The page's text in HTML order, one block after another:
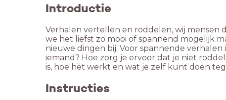
Introductie
Verhalen vertellen en roddelen, wij mensen
we het liefst zo mooi of spannend mogelijk
nieuwe dingen bij. Voor spannende
iemand? Hoe zorg je ervoor dat je niet
is, hoe het werkt en wat je zelf kunt doen
Instructies